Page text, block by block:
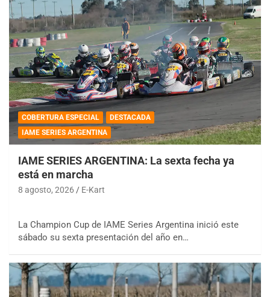
COBERTURA ESPECIAL
DESTACADA
IAME SERIES ARGENTINA
IAME SERIES ARGENTINA: La sexta fecha ya
está en marcha
8 agosto, 2026 E-Kart
La Champion Cup de IAME Series Argentina inició este
sábado su sexta presentación del año en…